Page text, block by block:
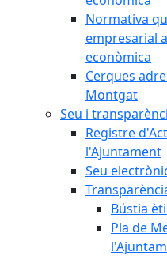
Normativa
empresarial
econòmica
Cerques
Montgat
Seu i
Registre
l'Ajuntament
Seu
Bústia
Pla de